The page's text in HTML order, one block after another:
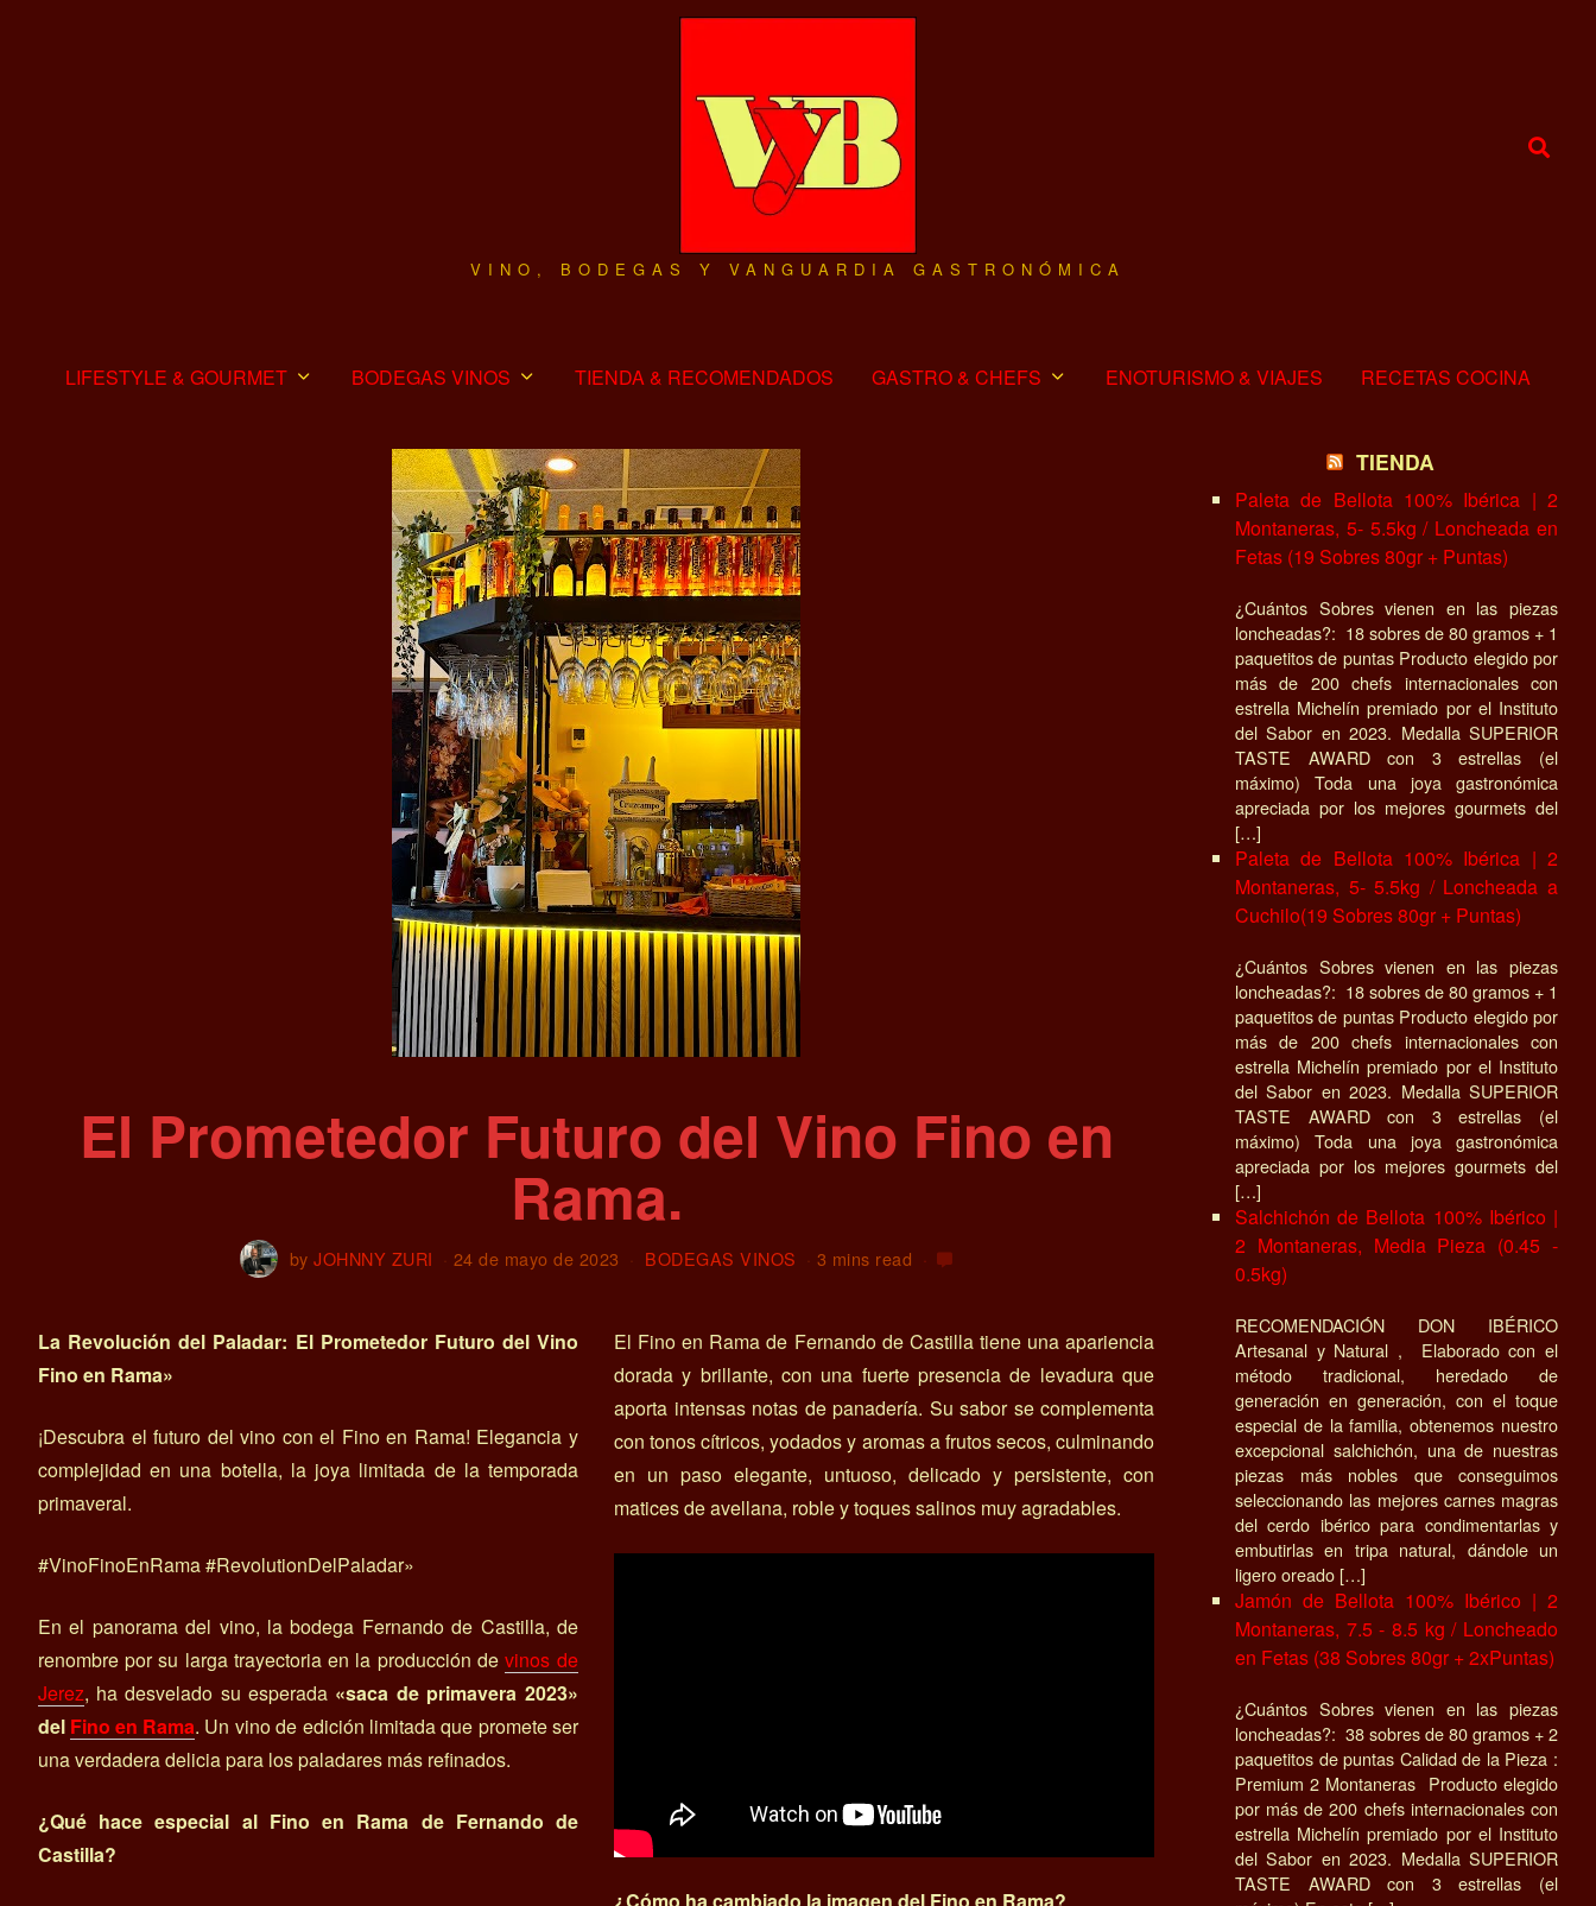
VINO, BODEGAS Y VANGUARDIA GASTRONÓMICA
LIFESTYLE & GOURMET BODEGAS VINOS TIENDA & RECOMENDADOS GASTRO & CHEFS ENOTURISMO & VIAJES RECETAS COCINA
El Prometedor Futuro del Vino Fino en
Rama.
by JOHNNY ZURI 24 de mayo de 2023 BODEGAS VINOS 3 mins read
La Revolución del Paladar: El Prometedor Futuro del Vino
Fino en Rama»
¡Descubra el futuro del vino con el Fino en Rama! Elegancia y
complejidad en una botella, la joya limitada de la temporada
primaveral.
#VinoFinoEnRama #RevolutionDelPaladar»
En el panorama del vino, la bodega Fernando de Castilla, de
renombre por su larga trayectoria en la producción de vinos de
Jerez, ha desvelado su esperada «saca de primavera 2023»
del Fino en Rama. Un vino de edición limitada que promete ser
una verdadera delicia para los paladares más refinados.
¿Qué hace especial al Fino en Rama de Fernando de
Castilla?
El Fino en Rama de Fernando de Castilla tiene una apariencia
dorada y brillante, con una fuerte presencia de levadura que
aporta intensas notas de panadería. Su sabor se complementa
con tonos cítricos, yodados y aromas a frutos secos, culminando
en un paso elegante, untuoso, delicado y persistente, con
matices de avellana, roble y toques salinos muy agradables.
TIENDA
Paleta de Bellota 100% Ibérica | 2
Montaneras, 5- 5.5kg / Loncheada en
Fetas (19 Sobres 80gr + Puntas)
¿Cuántos Sobres vienen en las piezas
loncheadas?: 18 sobres de 80 gramos + 1
paquetitos de puntas Producto elegido por
más de 200 chefs internacionales con
estrella Michelín premiado por el Instituto
del Sabor en 2023. Medalla SUPERIOR
TASTE AWARD con 3 estrellas (el
máximo) Toda una joya gastronómica
apreciada por los mejores gourmets del
[…]
Paleta de Bellota 100% Ibérica | 2
Montaneras, 5- 5.5kg / Loncheada a
Cuchilo(19 Sobres 80gr + Puntas)
¿Cuántos Sobres vienen en las piezas
loncheadas?: 18 sobres de 80 gramos + 1
paquetitos de puntas Producto elegido por
más de 200 chefs internacionales con
estrella Michelín premiado por el Instituto
del Sabor en 2023. Medalla SUPERIOR
TASTE AWARD con 3 estrellas (el
máximo) Toda una joya gastronómica
apreciada por los mejores gourmets del
[…]
Salchichón de Bellota 100% Ibérico |
2 Montaneras, Media Pieza (0.45 -
0.5kg)
RECOMENDACIÓN DON IBÉRICO
Artesanal y Natural , Elaborado con el
método tradicional, heredado de
generación en generación, con el toque
especial de la familia, obtenemos nuestro
excepcional salchichón, una de nuestras
piezas más nobles que conseguimos
seleccionando las mejores carnes magras
del cerdo ibérico para condimentarlas y
embutirlas en tripa natural, dándole un
ligero oreado […]
Jamón de Bellota 100% Ibérico | 2
Montaneras, 7.5 - 8.5 kg / Loncheado
en Fetas (38 Sobres 80gr + 2xPuntas)
¿Cuántos Sobres vienen en las piezas
loncheadas?: 38 sobres de 80 gramos + 2
paquetitos de puntas Calidad de la Pieza :
Premium 2 Montaneras Producto elegido
por más de 200 chefs internacionales con
estrella Michelín premiado por el Instituto
del Sabor en 2023. Medalla SUPERIOR
TASTE AWARD con 3 estrellas (el